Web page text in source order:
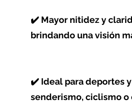
✔️ Mayor nitidez y
brindando una visión
✔️ Ideal para deportes
senderismo, ciclismo